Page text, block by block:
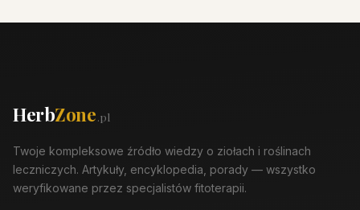
HerbZone.pl
Twoje kompleksowe źródło wiedzy o ziołach i roślinach
leczniczych. Artykuły, encyklopedia, porady — wszystko
weryfikowane przez specjalistów fitoterapii.